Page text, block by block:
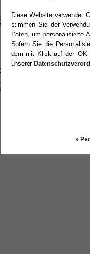
Diese Website verwendet
stimmen Sie der
Daten, um personalisierte
Sofern Sie die
dem mit Klick auf den
unserer
»